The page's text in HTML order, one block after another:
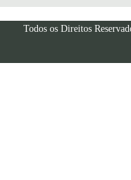
Todos os Direitos